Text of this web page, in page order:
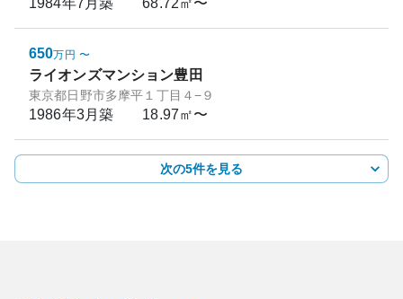
1984年7月築 68.72㎡〜
650万円 〜
ライオンズマンション豊田
東京都日野市多摩平１丁目４−９
1986年3月築 18.97㎡〜
次の5件を見る